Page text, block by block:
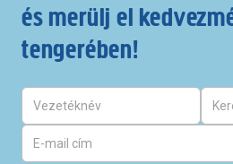
és merülj el
tengerében!